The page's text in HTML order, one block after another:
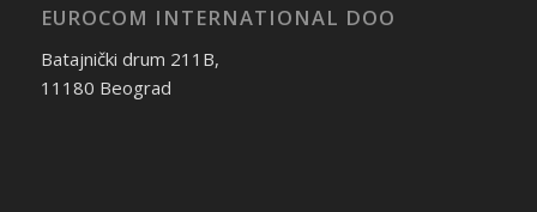
EUROCOM INTERNATIONAL DOO
Batajnički drum 211B,
11180 Beograd